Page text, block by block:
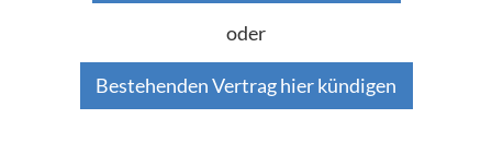
oder
Bestehenden Vertrag hier kündigen